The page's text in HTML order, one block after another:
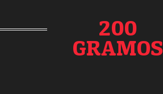
200
GRAMOS